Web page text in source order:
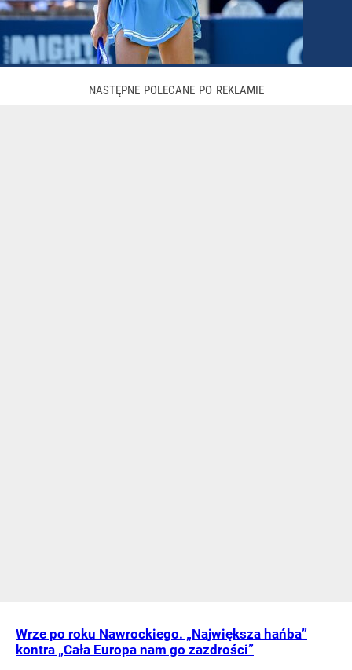
Wrze po roku Nawrockiego. „Największa hańba”
kontra „Cała Europa nam go zazdrości”